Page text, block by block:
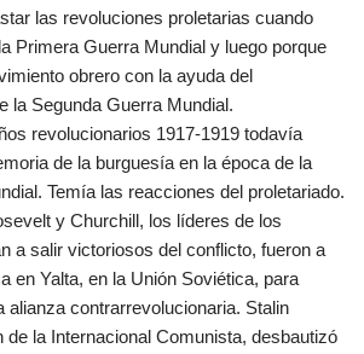
las revoluciones proletarias cuando
Primera Guerra Mundial y luego porque
obrero con la ayuda del
la Segunda Guerra Mundial.
revolucionarios 1917-1919 todavía
de la burguesía en la época de la
Temía las reacciones del proletariado.
y Churchill, los líderes de los
a salir victoriosos del conflicto, fueron a
en Yalta, en la Unión Soviética, para
alianza contrarrevolucionaria. Stalin
de la Internacional Comunista, desbautizó